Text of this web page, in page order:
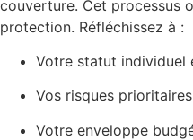
couverture. Cet processus
protection. Réfléchissez à :
Votre statut individuel
Vos risques
Votre enveloppe